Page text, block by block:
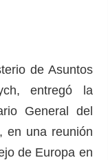
de
de Asuntos
entregó la
General del
en una reunión
de Europa en